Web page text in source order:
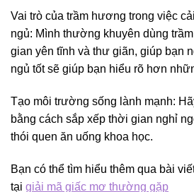
Vai trò của trầm hương trong việc
ngủ: Mình thường khuyên dùng
gian yên tĩnh và thư giãn, giúp bạn
ngủ tốt sẽ giúp bạn hiểu rõ hơn
Tạo môi trường sống lành mạnh:
bằng cách sắp xếp thời gian nghỉ
thói quen ăn uống khoa học.
Bạn có thể tìm hiểu thêm qua bài
tại giải mã giấc mơ thường gặp